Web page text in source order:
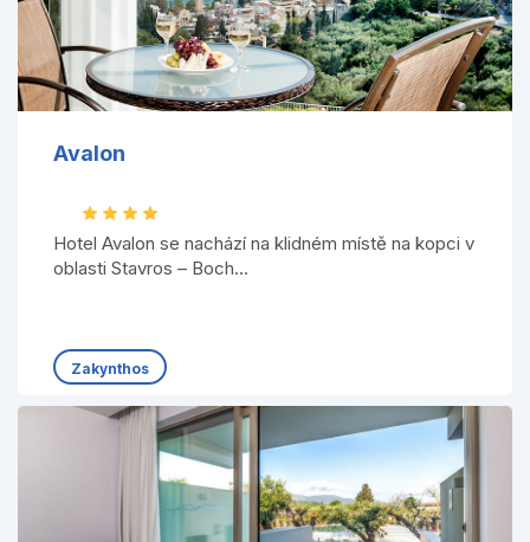
Avalon
Hotel Avalon se nachází na klidném místě na kopci v
oblasti Stavros – Boch...
Zakynthos